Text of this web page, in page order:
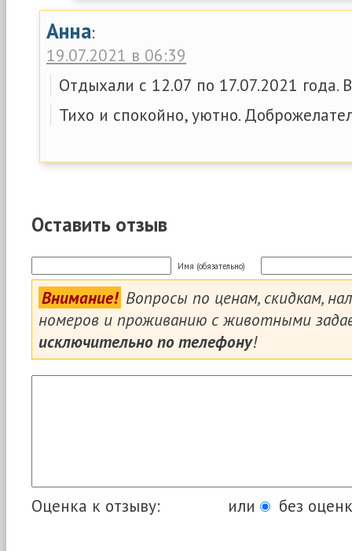
Анна:
19.07.2021 в 06:39
Отдыхали с 12.07 по 17.07.2021 года.
Тихо и спокойно, уютно.
Оставить отзыв
Имя (обязательно)
Внимание! Вопросы по ценам, скидкам,
номеров и проживанию с животными
исключительно по телефону!
Оценка к отзыву: или без